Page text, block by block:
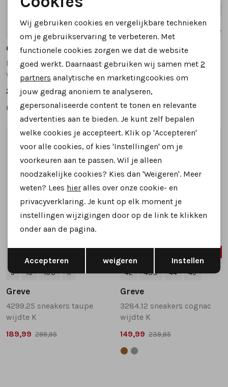
42.5
Greve
Haarlem sneakers donkerblauw
wijdte K
299,95
42 44
Greve
Haarlem sneakers cognac
wijdte K
299,95
9 10 10.5 11
Greve
4299.25 sneakers taupe
wijdte K
189,99 299,95
42 43.5 44 45
Greve
3284.12 sneakers cognac
wijdte K
149,99 239,95
Noodzakelijke cookies
Personalisatie cookies
Analytische cookies
Marketing cookies
Terug Opslaan
Wij gebruiken cookies en vergelijkbare technieken
om je gebruikservaring te verbeteren. Met
functionele cookies zorgen we dat de website
goed werkt. Daarnaast gebruiken wij samen met 2
partners analytische en marketingcookies om
jouw gedrag anoniem te analyseren,
gepersonaliseerde content te tonen en relevante
advertenties aan te bieden. Je kunt zelf bepalen
welke cookies je accepteert. Klik op 'Accepteren'
voor alle cookies, of kies 'Instellingen' om je
voorkeuren aan te passen. Wil je alleen
noodzakelijke cookies? Kies dan 'Weigeren'. Meer
weten? Lees hier alles over onze cookie- en
privacyverklaring. Je kunt op elk moment je
instellingen wijzigingen door op de link te klikken
onder aan de pagina.
Accepteren weigeren Instellen